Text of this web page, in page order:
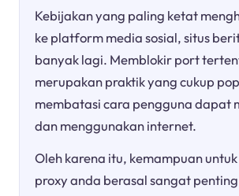
Kebijakan yang paling ketat
ke platform media sosial, situs
banyak lagi. Memblokir port
merupakan praktik yang cukup
membatasi cara pengguna dapat
dan menggunakan internet.
Oleh karena itu, kemampuan untuk
proxy anda berasal sangat